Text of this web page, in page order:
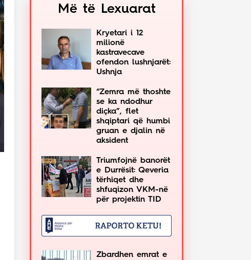
Më të Lexuarat
Kryetari i 12
milionë
kastravecave
ofendon lushnjarët:
Ushnja
“Zemra më thoshte
se ka ndodhur
diçka”, flet
shqiptari që humbi
gruan e djalin në
aksident
Triumfojnë banorët
e Durrësit: Qeveria
tërhiqet dhe
shfuqizon VKM-në
për projektin TID
Zbardhen emrat e